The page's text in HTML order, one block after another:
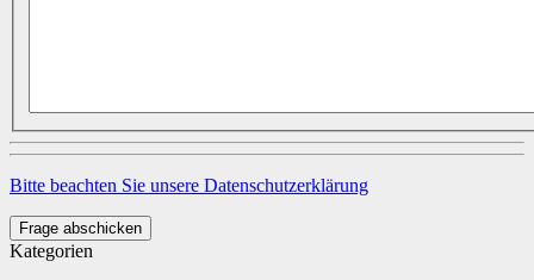
Bitte beachten Sie unsere Datenschutzerklärung
Frage abschicken
Kategorien